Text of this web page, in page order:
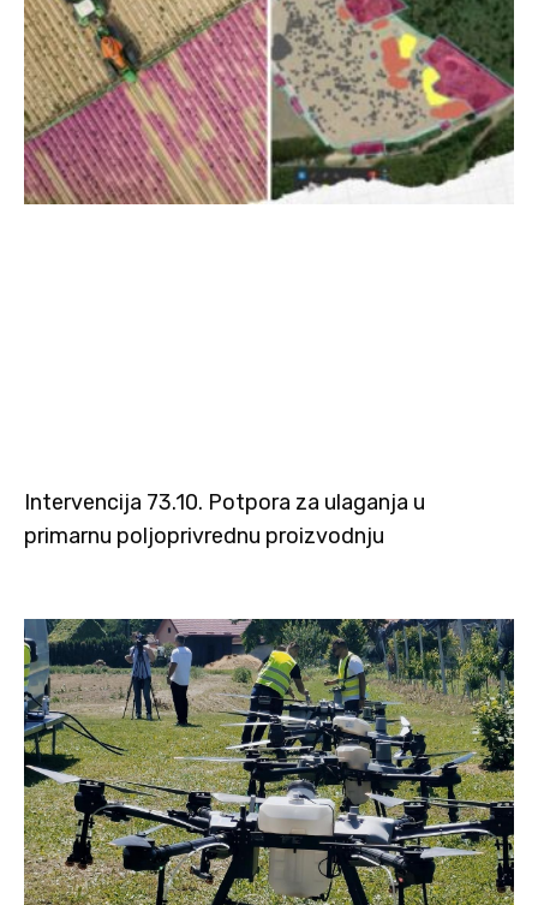
Intervencija 73.10. Potpora za ulaganja u
primarnu poljoprivrednu proizvodnju